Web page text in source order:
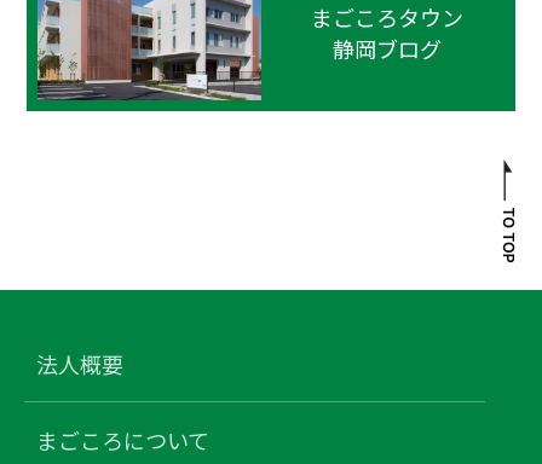
まごころタウン
静岡ブログ
法人概要
まごころについて